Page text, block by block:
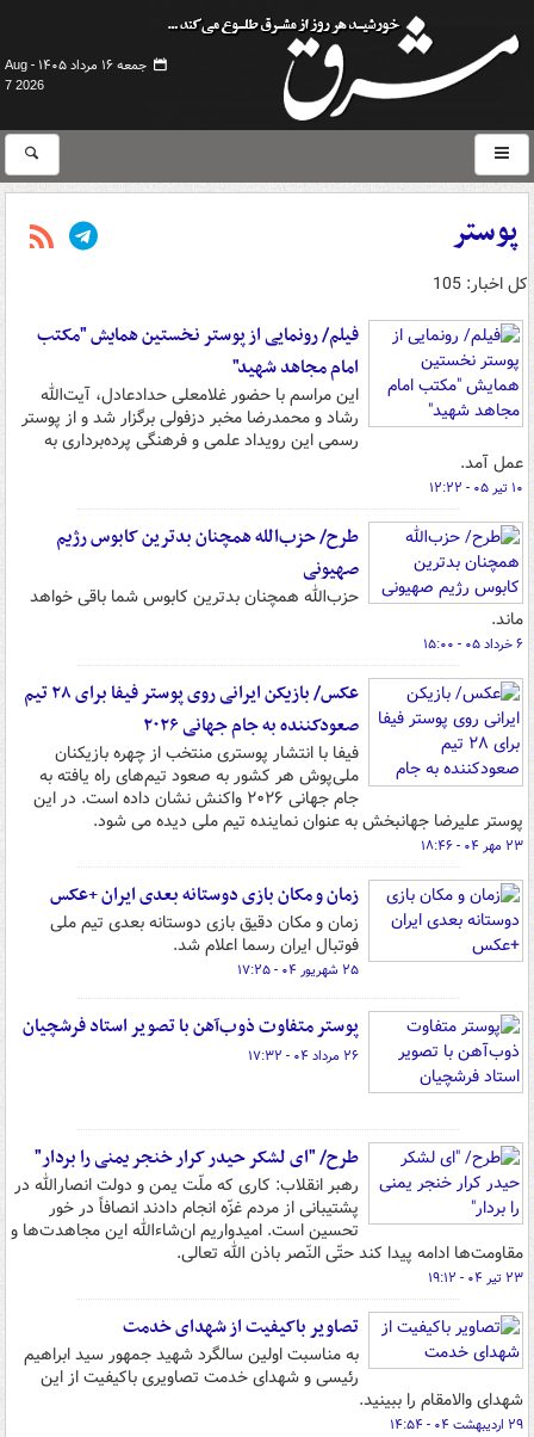
جمعه ۱۶ مرداد ۱۴۰۵ -
Aug
7 2026
پوستر
کل اخبار: 105
فیلم/ رونمایی از پوستر نخستین همایش "مکتب
امام مجاهد شهید"
این مراسم با حضور غلامعلی حدادعادل، آیت‌الله
رشاد و محمدرضا مخبر دزفولی برگزار شد و از پوستر
رسمی این رویداد علمی و فرهنگی پرده‌برداری به
عمل آمد.
۱۰ تیر ۰۵ - ۱۲:۲۲
طرح/ حزب‌الله همچنان بدترین کابوس رژیم
صهیونی
حزب‌الله همچنان بدترین کابوس شما باقی خواهد
ماند.
۶ خرداد ۰۵ - ۱۵:۰۰
عکس/ بازیکن ایرانی روی پوستر فیفا برای ۲۸ تیم
صعودکننده به جام جهانی ۲۰۲۶
فیفا با انتشار پوستری منتخب از چهره بازیکنان
ملی‌پوش هر کشور به صعود تیم‌های راه یافته به
جام جهانی ۲۰۲۶ واکنش نشان داده است. در این
پوستر علیرضا جهانبخش به عنوان نماینده تیم ملی دیده می شود.
۲۳ مهر ۰۴ - ۱۸:۴۶
زمان و مکان بازی دوستانه بعدی ایران +عکس
زمان و مکان دقیق بازی دوستانه بعدی تیم ملی
فوتبال ایران رسما اعلام شد.
۲۵ شهریور ۰۴ - ۱۷:۲۵
پوستر متفاوت ذوب‌آهن با تصویر استاد فرشچیان
۲۶ مرداد ۰۴ - ۱۷:۳۲
طرح/ "ای لشکر حیدر کرار خنجر یمنی را بردار"
رهبر انقلاب: کاری که ملّت یمن و دولت انصارالله در
پشتیبانی از مردم غزّه انجام دادند انصافاً در خور
تحسین است. امیدواریم ان‌شاءالله این مجاهدت‌ها و
مقاومت‌ها ادامه پیدا کند حتّی النّصر باذن الله تعالی.
۲۳ تیر ۰۴ - ۱۹:۱۲
تصاویر باکیفیت از شهدای خدمت
به مناسبت اولین سالگرد شهید جمهور سید ابراهیم
رئیسی و شهدای خدمت تصاویری باکیفیت از این
شهدای والامقام را ببینید.
۲۹ اردیبهشت ۰۴ - ۱۴:۵۴